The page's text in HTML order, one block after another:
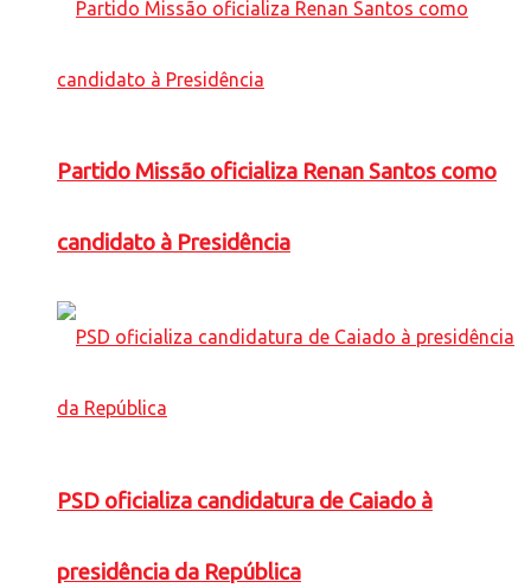
Partido Missão oficializa Renan Santos como
candidato à Presidência
PSD oficializa candidatura de Caiado à
presidência da República